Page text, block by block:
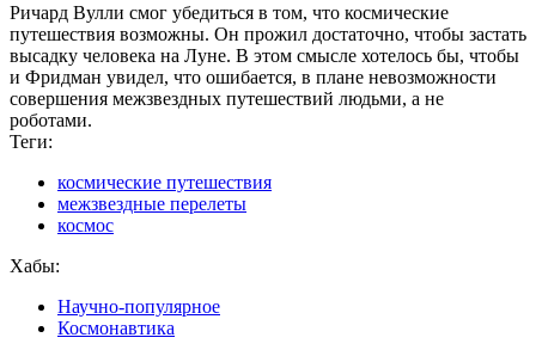
Ричард Вулли смог убедиться в том, что космические
путешествия возможны. Он прожил достаточно, чтобы застать
высадку человека на Луне. В этом смысле хотелось бы, чтобы
и Фридман увидел, что ошибается, в плане невозможности
совершения межзвездных путешествий людьми, а не
роботами.
Теги:
космические путешествия
межзвездные перелеты
космос
Хабы:
Научно-популярное
Космонавтика